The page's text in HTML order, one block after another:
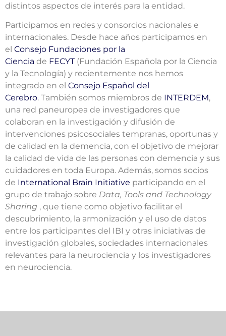
distintos aspectos de interés para la entidad.
Participamos en redes y consorcios nacionales e
internacionales. Desde hace años participamos en
el Consejo Fundaciones por la
Ciencia de FECYT(Fundación Española por la Ciencia
y la Tecnología) y recientemente nos hemos
integrado en el Consejo Español del
Cerebro. También somos miembros de INTERDEM,
una red paneuropea de investigadores que
colaboran en la investigación y difusión de
intervenciones psicosociales tempranas, oportunas y
de calidad en la demencia, con el objetivo de mejorar
la calidad de vida de las personas con demencia y sus
cuidadores en toda Europa. Además, somos socios
de International Brain Initiative participando en el
grupo de trabajo sobre Data, Tools and Technology
Sharing , que tiene como objetivo facilitar el
descubrimiento, la armonización y el uso de datos
entre los participantes del IBI y otras iniciativas de
investigación globales, sociedades internacionales
relevantes para la neurociencia y los investigadores
en neurociencia.